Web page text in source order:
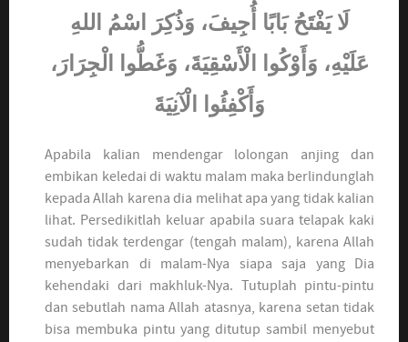
لَا يَفْتَحُ بَابًا أُجِيفَ، وَذُكِرَ اسْمُ اللهِ
عَلَيْهِ، وَأَوْكُوا الْأَسْقِيَةَ، وَغَطُّوا الْجِرَارَ،
وَأَكْفِئُوا الْآنِيَةَ
Apabila kalian mendengar lolongan anjing dan
embikan keledai di waktu malam maka berlindunglah
kepada Allah karena dia melihat apa yang tidak kalian
lihat. Persedikitlah keluar apabila suara telapak kaki
sudah tidak terdengar (tengah malam), karena Allah
menyebarkan di malam-Nya siapa saja yang Dia
kehendaki dari makhluk-Nya. Tutuplah pintu-pintu
dan sebutlah nama Allah atasnya, karena setan tidak
bisa membuka pintu yang ditutup sambil menyebut